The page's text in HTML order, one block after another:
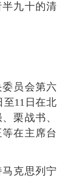
九十的清
员会第六
至11日在北
栗战书、
在主席台
克思列宁